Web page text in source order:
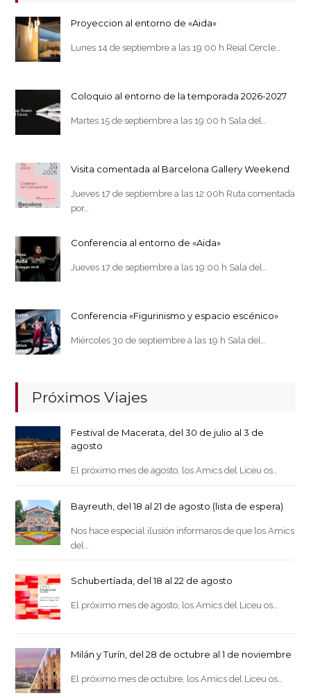
Proyeccion al entorno de «Aida»
Lunes 14 de septiembre a las 19:00 h Reial Cercle…
Coloquio al entorno de la temporada 2026-2027
Martes 15 de septiembre a las 19:00 h Sala del…
Visita comentada al Barcelona Gallery Weekend
Jueves 17 de septiembre a las 12:00h Ruta comentada
por…
Conferencia al entorno de «Aida»
Jueves 17 de septiembre a las 19:00 h Sala del…
Conferencia «Figurinismo y espacio escénico»
Miércoles 30 de septiembre a las 19 h Sala del…
Próximos Viajes
Festival de Macerata, del 30 de julio al 3 de
agosto
El próximo mes de agosto, los Amics del Liceu os…
Bayreuth, del 18 al 21 de agosto (lista de espera)
Nos hace especial ilusión informaros de que los Amics
del…
Schubertíada, del 18 al 22 de agosto
El próximo mes de agosto, los Amics del Liceu os…
Milán y Turín, del 28 de octubre al 1 de noviembre
El próximo mes de octubre, los Amics del Liceu os…